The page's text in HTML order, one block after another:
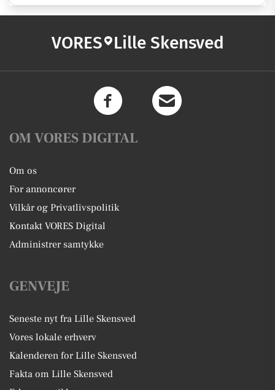
VORES Lille Skensved
OM VORES DIGITAL
Om os
For annoncører
Vilkår og Privatlivspolitik
Kontakt VORES Digital
Administrer samtykke
GENVEJE
Seneste nyt fra Lille Skensved
Vores lokale erhverv
Kalenderen for Lille Skensved
Fakta om Lille Skensved